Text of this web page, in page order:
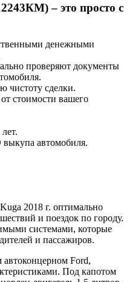
– это просто с
денежными
проверяют документы
чистоту сделки.
стоимости вашего
автомобиля.
2018 г. оптимально
и поездок по городу.
системами, которые
и пассажиров.
автоконцерном Ford,
Под капотом